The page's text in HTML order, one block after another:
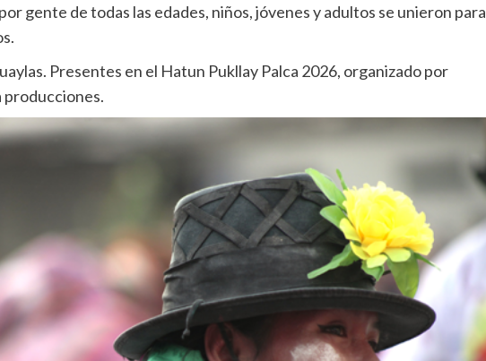
gente de todas las edades, niños, jóvenes y adultos se unieron para
Presentes en el Hatun Pukllay Palca 2026, organizado por
producciones.